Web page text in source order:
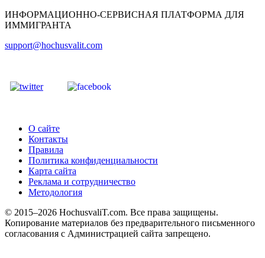
ИНФОРМАЦИОННО-СЕРВИСНАЯ ПЛАТФОРМА ДЛЯ
ИММИГРАНТА
support@hochusvalit.com
О сайте
Контакты
Правила
Политика конфиденциальности
Карта сайта
Реклама и сотрудничество
Методология
© 2015–2026 HochusvaliT.com. Все права защищены.
Копирование материалов без предварительного письменного
согласования с Администрацией сайта запрещено.